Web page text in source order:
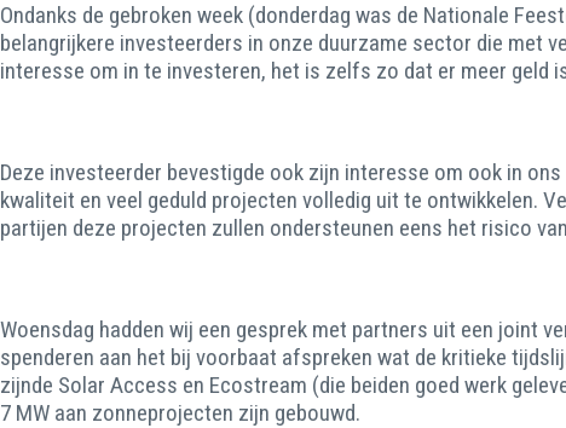
Ondanks de gebroken week (donderdag was de Nationale
belangrijkere investeerders in onze duurzame sector die met
interesse om in te investeren, het is zelfs zo dat er meer geld
Deze investeerder bevestigde ook zijn interesse om ook in
kwaliteit en veel geduld projecten volledig uit te ontwikkelen.
partijen deze projecten zullen ondersteunen eens het risico
Woensdag hadden wij een gesprek met partners uit een joint
spenderen aan het bij voorbaat afspreken wat de kritieke
zijnde Solar Access en Ecostream (die beiden goed werk
7 MW aan zonneprojecten zijn gebouwd.